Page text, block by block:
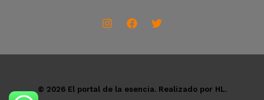
© 2026 El portal de la esencia. Realizado por HL.